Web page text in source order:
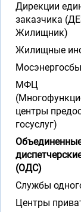
Дирекции
заказчика
Жилищник)
Жилищные
МФЦ
центры
госуслуг)
(ОДС)
Службы
Центры